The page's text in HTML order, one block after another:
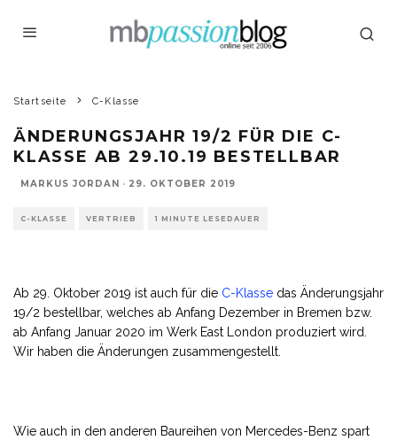
Startseite C-Klasse
ÄNDERUNGSJAHR 19/2 FÜR DIE C-
KLASSE AB 29.10.19 BESTELLBAR
MARKUS JORDAN · 29. OKTOBER 2019
C-KLASSE VERTRIEB 1 MINUTE LESEDAUER
Ab 29. Oktober 2019 ist auch für die C-Klasse das Änderungsjahr
19/2 bestellbar, welches ab Anfang Dezember in Bremen bzw.
ab Anfang Januar 2020 im Werk East London produziert wird.
Wir haben die Änderungen zusammengestellt.
Wie auch in den anderen Baureihen von Mercedes-Benz spart